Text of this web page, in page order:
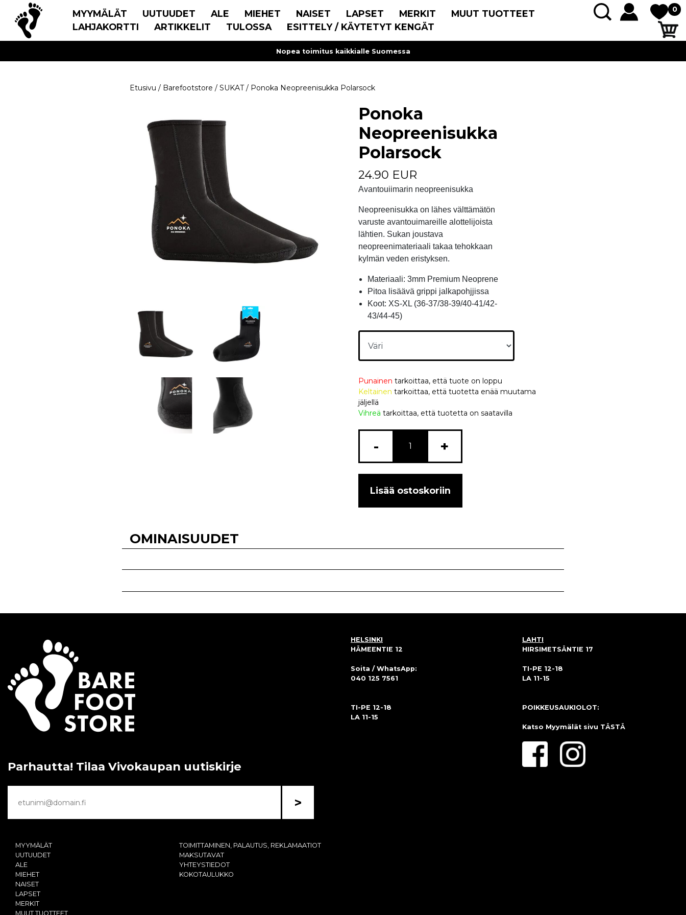
MYYMÄLÄT UUTUUDET ALE MIEHET NAISET LAPSET MERKIT
MUUT TUOTTEET
LAHJAKORTTI
ARTIKKELIT TULOSSA ESITTELY / KÄYTETYT KENGÄT
0
Nopea toimitus kaikkialle Suomessa
Etusivu / Barefootstore / SUKAT/ Ponoka Neopreenisukka Polarsock
Ponoka
Neopreenisukka
Polarsock
24.90 EUR
Avantouiimarin neopreenisukka
Neopreenisukka on lähes välttämätön
varuste avantouimareille alottelijoista
lähtien. Sukan joustava
neopreenimateriaali takaa tehokkaan
kylmän veden eristyksen.
Materiaali: 3mm Premium Neoprene
Pitoa lisäävä grippi jalkapohjjissa
Koot: XS-XL (36-37/38-39/40-41/42-
43/44-45)
Punainen tarkoittaa, että tuote on loppu
Keltainen tarkoittaa, että tuotetta enää muutama
jäljellä
Vihreä tarkoittaa, että tuotetta on saatavilla
- +
Lisää ostoskoriin
OMINAISUUDET
Parhautta! Tilaa Vivokaupan uutiskirje
>
MYYMÄLÄT
UUTUUDET
ALE
MIEHET
NAISET
LAPSET
MERKIT
MUUT TUOTTEET
TOIMITTAMINEN, PALAUTUS, REKLAMAATIOT
MAKSUTAVAT
YHTEYSTIEDOT
KOKOTAULUKKO
HELSINKI
HÄMEENTIE 12
Soita / WhatsApp:
040 125 7561
TI-PE 12-18
LA 11-15
LAHTI
HIRSIMETSÄNTIE 17
TI-PE 12-18
LA 11-15
POIKKEUSAUKIOLOT:
Katso Myymälät sivu TÄSTÄ